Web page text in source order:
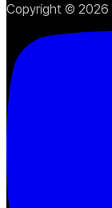
Copyright © 2026